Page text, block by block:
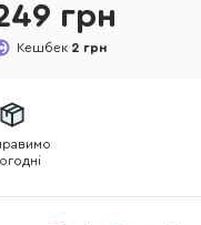
грн
Кешбек 2 грн